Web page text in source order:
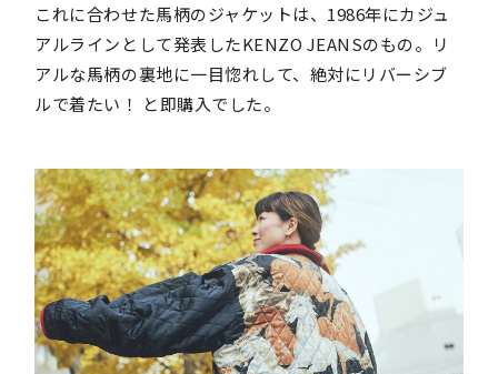
これに合わせた馬柄のジャケットは、1986年にカジュ
アルラインとして発表したKENZO JEANSのもの。リ
アルな馬柄の裏地に一目惚れして、絶対にリバーシブ
ルで着たい！ と即購入でした。